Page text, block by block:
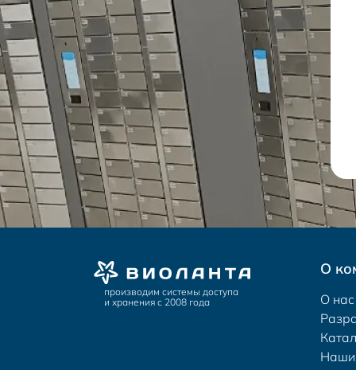
производим системы доступа
и хранения с 2008 года
О
О нас
Наши